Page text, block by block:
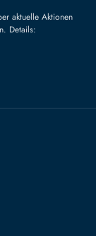
aktuelle Aktionen
Details: